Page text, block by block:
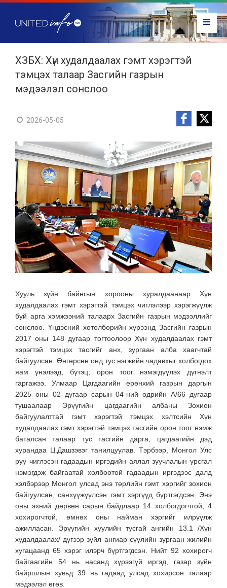
ХЗБХ: Хүн худалдаалах гэмт хэрэгтэй
тэмцэх талаар Засгийн газрын
мэдээлэл сонслоо
2026-05-05
Хууль зүйн байнгын хорооны хуралдаанаар Хүн
худалдаалах гэмт хэрэгтэй тэмцэх чиглэлээр хэрэгжүүлж
буй арга хэмжээний талаарх Засгийн газрын мэдээллийг
сонслоо. Үндэсний хөтөлбөрийн хүрээнд Засгийн газрын
2017 оны 148 дугаар тогтоолоор Хүн худалдаалах гэмт
хэрэгтэй тэмцэх тасгийг анх, зургаан алба хаагчтай
байгуулсан. Өнгөрсөн онд тус нэгжийн чадавхыг холбогдох
яам үнэлээд, бүтэц, орон тоог нэмэгдүүлэх дүгнэлт
гаргажээ. Улмаар Цагдаагийн ерөнхий газрын даргын
2025 оны 02 дугаар сарын 04-ний өдрийн А/66 дугаар
тушаалаар Эрүүгийн цагдаагийн албаны Зохион
байгуулалттай гэмт хэрэгтэй тэмцэх хэлтсийн Хүн
худалдаалах гэмт хэрэгтэй тэмцэх тасгийн орон тоог нэмж
баталсан талаар тус тасгийн дарга, цагдаагийн дэд
хурандаа Ц.Дашзэвэг танилцуулав. Тэрбээр, Монгол Улс
руу чиглэсэн гадаадын иргэдийн аялал зуучлалын урсгал
нэмэгдэж байгаатай холбоотой гадаадын иргэдээс далд
хэлбэрээр Монгол улсад энэ төрлийн гэмт хэргийг зохион
байгуулсан, санхүүжүүлсэн гэмт хэргүүд бүртгэгдсэн. Энэ
оны эхний дөрвөн сарын байдлаар 14 холбогдогчтой, 4
хохирогчтой, өмнөх оны найман хэргийг илрүүлж
ажилласан. Эрүүгийн хуулийн тусгай ангийн 13.1 /Хүн
худалдаалах/ дүгээр зүйл ангиар сүүлийн зургаан жилийн
хугацаанд 65 хэрэг илэрч бүртгэгдсэн. Нийт 92 хохирогч
байгаагийн 54 нь насанд хүрээгүй иргэд, газар зүйн
байршлын хувьд 39 нь гадаад улсад хохирсон талаар
мэдээлэл өгөв.